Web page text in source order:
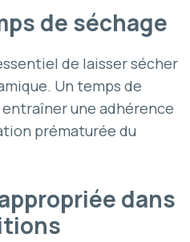
de séchage
de laisser sécher
Un temps de
une adhérence
prématurée du
dans